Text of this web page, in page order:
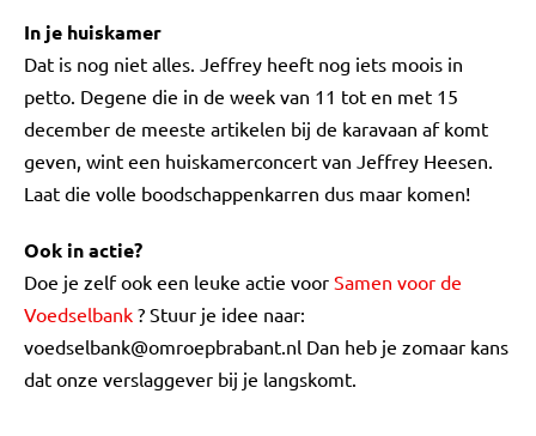
In je huiskamer
Dat is nog niet alles. Jeffrey heeft nog iets moois in
petto. Degene die in de week van 11 tot en met 15
december de meeste artikelen bij de karavaan af komt
geven, wint een huiskamerconcert van Jeffrey Heesen.
Laat die volle boodschappenkarren dus maar komen!
Ook in actie?
Doe je zelf ook een leuke actie voor Samen voor de
Voedselbank ? Stuur je idee naar:
voedselbank@omroepbrabant.nl Dan heb je zomaar kans
dat onze verslaggever bij je langskomt.